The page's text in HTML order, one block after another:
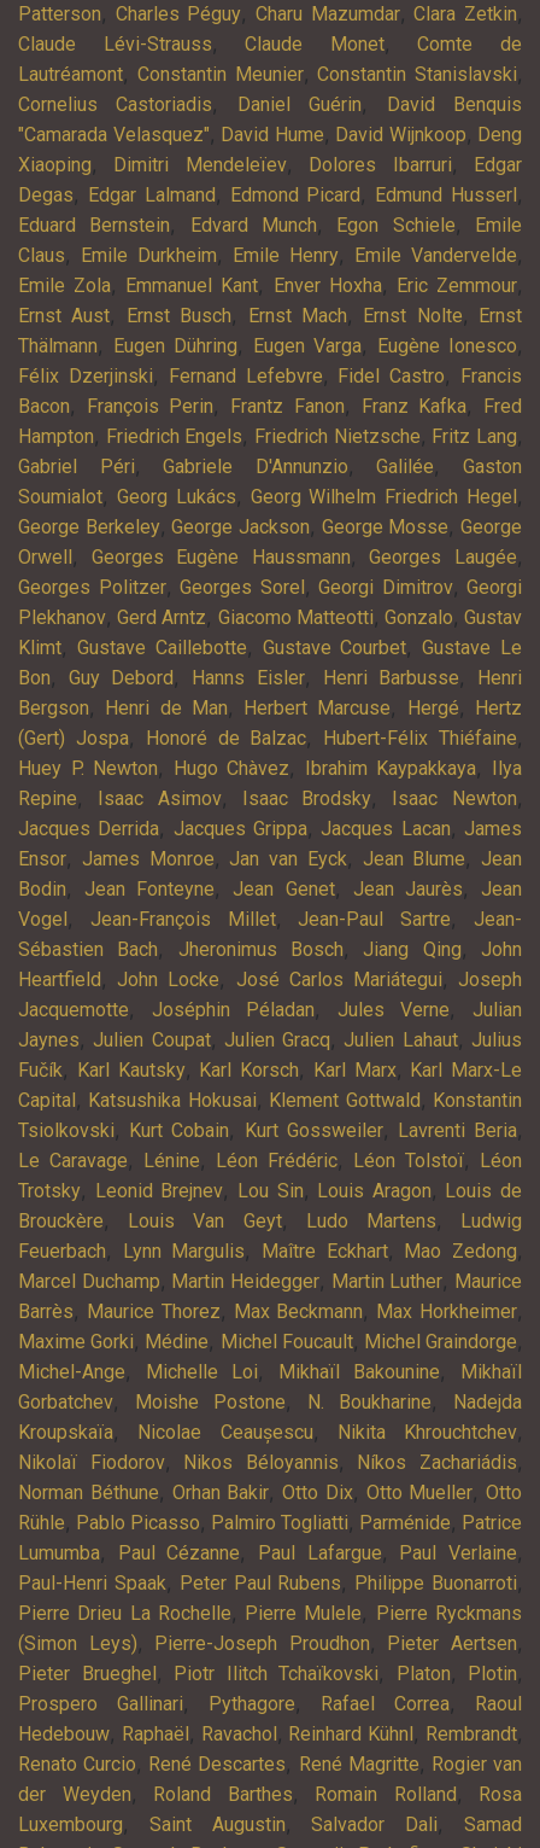
Patterson, Charles Péguy,Charu Mazumdar,Clara Zetkin,
Claude Lévi-Strauss,Claude Monet,Comte de
Lautréamont, Constantin Meunier,Constantin Stanislavski,
Cornelius Castoriadis, Daniel Guérin,
David Benquis
"Camarada Velasquez", David Hume, David Wijnkoop, Deng
Xiaoping, Dimitri Mendeleïev, Dolores Ibarruri,
Edgar
Degas, Edgar Lalmand , Edmond Picard , Edmund Husserl ,
Eduard Bernstein, Edvard Munch, Egon Schiele,
Emile
Claus, Emile Durkheim, Emile Henry, Emile Vandervelde,
Emile Zola, Emmanuel Kant, Enver Hoxha, Eric Zemmour,
Ernst Aust, Ernst Busch, Ernst Mach, Ernst Nolte,
Ernst
Thälmann, Eugen Dühring, Eugen Varga, Eugène Ionesco,
Félix Dzerjinski, Fernand Lefebvre, Fidel Castro,
Francis
Bacon, François Perin, Frantz Fanon, Franz Kafka,
Fred
Hampton, Friedrich Engels, Friedrich Nietzsche, Fritz Lang,
Gabriel Péri,Gabriele D'Annunzio,Galilée,Gaston
Soumialot, Georg Lukács, Georg Wilhelm Friedrich Hegel ,
George Berkeley,George Jackson, George Mosse,George
Orwell , Georges Eugène Haussmann,Georges Laugée,
Georges Politzer, Georges Sorel , Georgi Dimitrov, Georgi
Plekhanov,Gerd Arntz, Giacomo Matteotti, Gonzalo,Gustav
Klimt, Gustave Caillebotte, Gustave Courbet,Gustave Le
Bon, Guy Debord , Hanns Eisler, Henri Barbusse,
Henri
Bergson, Henri de Man, Herbert Marcuse, Hergé,
Hertz
(Gert) Jospa, Honoré de Balzac, Hubert-Félix Thiéfaine,
Huey P. Newton, Hugo Chàvez, Ibrahim Kaypakkaya,
Ilya
Repine, Isaac Asimov, Isaac Brodsky, Isaac Newton,
Jacques Derrida, Jacques Grippa, Jacques Lacan, James
Ensor, James Monroe, Jan van Eyck, Jean Blume, Jean
Bodin, Jean Fonteyne, Jean Genet, Jean Jaurès, Jean
Vogel , Jean-François Millet, Jean-Paul Sartre, Jean-
Sébastien Bach, Jheronimus Bosch, Jiang Qing, John
Heartfield , John Locke, José Carlos Mariátegui, Joseph
Jacquemotte, Joséphin Péladan, Jules Verne, Julian
Jaynes, Julien Coupat, Julien Gracq, Julien Lahaut, Julius
Fučík, Karl Kautsky, Karl Korsch, Karl Marx, Karl Marx-Le
Capital , Katsushika Hokusai, Klement Gottwald , Konstantin
Tsiolkovski, Kurt Cobain, Kurt Gossweiler, Lavrenti Beria,
Le Caravage, Lénine, Léon Frédéric, Léon Tolstoï,
Léon
Trotsky, Leonid Brejnev, Lou Sin, Louis Aragon, Louis de
Brouckère, Louis Van Geyt, Ludo Martens,
Ludwig
Feuerbach, Lynn Margulis, Maître Eckhart, Mao Zedong,
Marcel Duchamp, Martin Heidegger, Martin Luther, Maurice
Barrès, Maurice Thorez, Max Beckmann, Max Horkheimer,
Maxime Gorki, Médine, Michel Foucault, Michel Graindorge,
Michel-Ange, Michelle Loi, Mikhaïl Bakounine,
Mikhaïl
Gorbatchev, Moishe Postone, N. Boukharine,
Nadejda
Kroupskaïa, Nicolae Ceaușescu, Nikita Khrouchtchev,
Nikolaï Fiodorov, Nikos Béloyannis, Níkos Zachariádis,
Norman Béthune, Orhan Bakir, Otto Dix, Otto Mueller, Otto
Rühle, Pablo Picasso, Palmiro Togliatti, Parménide, Patrice
Lumumba, Paul Cézanne, Paul Lafargue, Paul Verlaine,
Paul-Henri Spaak, Peter Paul Rubens, Philippe Buonarroti,
Pierre Drieu La Rochelle, Pierre Mulele,
Pierre Ryckmans
(Simon Leys), Pierre-Joseph Proudhon, Pieter Aertsen,
Pieter Brueghel , Piotr Ilitch Tchaïkovski, Platon, Plotin,
Prospero Gallinari, Pythagore, Rafael Correa,
Raoul
Hedebouw, Raphaël , Ravachol , Reinhard Kühnl , Rembrandt,
Renato Curcio, René Descartes, René Magritte, Rogier van
der Weyden, Roland Barthes, Romain Rolland ,
Rosa
Luxembourg, Saint Augustin,Salvador Dali,Samad